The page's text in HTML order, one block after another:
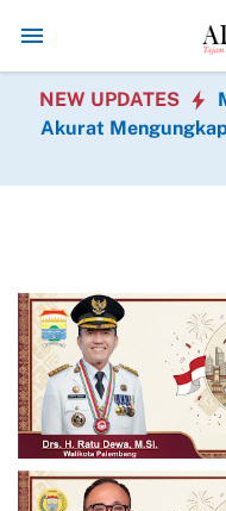
Melalui Olahraga,
NEW UPDATES
Akurat